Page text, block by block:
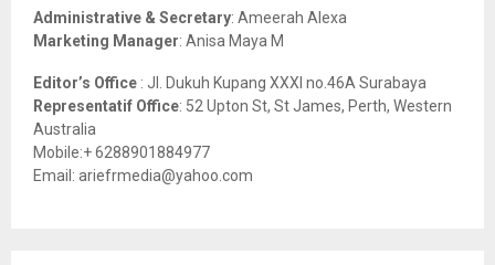
Administrative & Secretary: Ameerah Alexa
Marketing Manager: Anisa Maya M
Editor’s Office : Jl. Dukuh Kupang XXXI no.46A Surabaya
Representatif Office: 52 Upton St, St James, Perth, Western
Australia
Mobile:+ 6288901884977
Email: ariefrmedia@yahoo.com